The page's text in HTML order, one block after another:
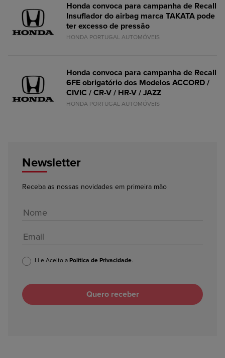
Honda convoca para campanha de Recall
Insuflador do airbag marca TAKATA pode
ter excesso de pressão
HONDA PORTUGAL AUTOMÓVEIS
Honda convoca para campanha de Recall
6FE obrigatório dos Modelos ACCORD /
CIVIC / CR-V / HR-V / JAZZ
HONDA PORTUGAL AUTOMÓVEIS
Newsletter
Receba as nossas novidades em primeira mão
Li e Aceito a Política de Privacidade.